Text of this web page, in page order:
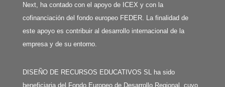
Next, ha contado con el apoyo de ICEX y con la
cofinanciación del fondo europeo FEDER. La finalidad de
este apoyo es contribuir al desarrollo internacional de la
empresa y de su entorno.
DISEÑO DE RECURSOS EDUCATIVOS SL ha sido
beneficiaria del Fondo Europeo de Desarrollo Regional, cuyo